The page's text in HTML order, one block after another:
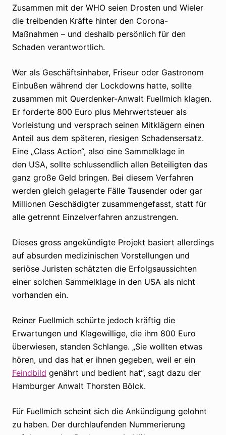
Zusammen mit der WHO seien Drosten und Wieler
die treibenden Kräfte hinter den Corona-
Maßnahmen – und deshalb persönlich für den
Schaden verantwortlich.
Wer als Geschäftsinhaber, Friseur oder Gastronom
Einbußen während der Lockdowns hatte, sollte
zusammen mit Querdenker-Anwalt Fuellmich klagen.
Er forderte 800 Euro plus Mehrwertsteuer als
Vorleistung und versprach seinen Mitklägern einen
Anteil aus dem späteren, riesigen Schadensersatz.
Eine „Class Action“, also eine Sammelklage in
den USA, sollte schlussendlich allen Beteiligten das
ganz große Geld bringen. Bei diesem Verfahren
werden gleich gelagerte Fälle Tausender oder gar
Millionen Geschädigter zusammengefasst, statt für
alle getrennt Einzelverfahren anzustrengen.
Dieses gross angekündigte Projekt basiert allerdings
auf absurden medizinischen Vorstellungen und
seriöse Juristen schätzten die Erfolgsaussichten
einer solchen Sammelklage in den USA als nicht
vorhanden ein.
Reiner Fuellmich schürte jedoch kräftig die
Erwartungen und Klagewillige, die ihm 800 Euro
überwiesen, standen Schlange. „Sie wollten etwas
hören, und das hat er ihnen gegeben, weil er ein
Feindbild genährt und bedient hat“, sagt dazu der
Hamburger Anwalt Thorsten Bölck.
Für Fuellmich scheint sich die Ankündigung gelohnt
zu haben. Der durchlaufenden Nummerierung